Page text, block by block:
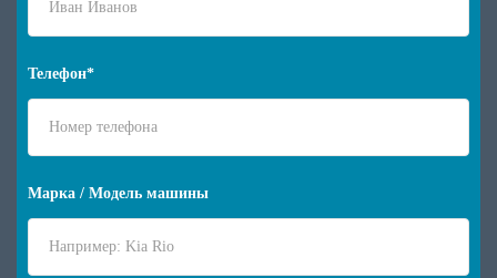
Телефон*
Марка / Модель машины